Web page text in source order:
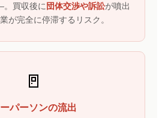
買収後に団体交渉や訴訟が噴出
が完全に停滞するリスク。
🚪
パーソンの流出